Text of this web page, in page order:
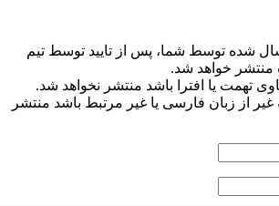
شده توسط شما، پس از تایید توسط تیم
خواهد شد.
تهمت یا افترا باشد منتشر نخواهد شد.
غیر از زبان فارسی یا غیر مرتبط باشد منتشر